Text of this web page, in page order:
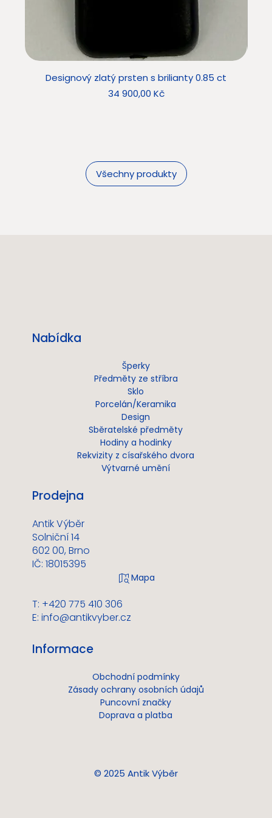
Všechny produkty
Designový zlatý prsten s brilianty 0.85 ct
Cena
34 900,00 Kč
Nabídka
Šperky
Předměty ze stříbra
Sklo
Porcelán/Keramika
Design
Sběratelské předměty
Hodiny a hodinky
Rekvizity z císařského dvora
Výtvarné umění
Prodejna
Antik Výběr
Solniční 14
602 00, Brno
IČ: 18015395
T: +420 775 410 306
E: info@antikvyber.cz
Informace
Obchodní podmínky
Zásady ochrany osobních údajů
Puncovní značky
Doprava a platba
© 2025 Antik Výběr